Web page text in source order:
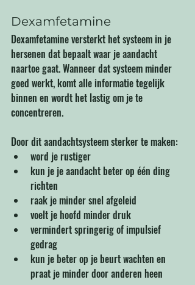
Dexamfetamine
Dexamfetamine versterkt het systeem in je
hersenen dat bepaalt waar je aandacht
naartoe gaat. Wanneer dat systeem minder
goed werkt, komt alle informatie tegelijk
binnen en wordt het lastig om je te
concentreren.
Door dit aandachtsysteem sterker te maken:
word je rustiger
kun je je aandacht beter op één ding
richten
raak je minder snel afgeleid
voelt je hoofd minder druk
vermindert springerig of impulsief
gedrag
kun je beter op je beurt wachten en
praat je minder door anderen heen